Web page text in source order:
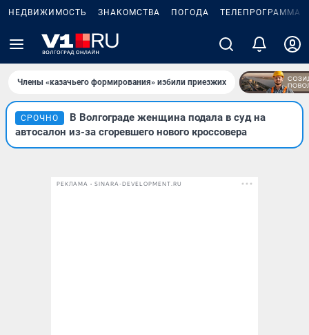
НЕДВИЖИМОСТЬ ЗНАКОМСТВА ПОГОДА ТЕЛЕПРОГРАММА
Члены «казачьего формирования» избили приезжих
СРОЧНО
В Волгограде женщина подала в суд на
автосалон из-за сгоревшего нового кроссовера
РЕКЛАМА • SINARA-DEVELOPMENT.RU